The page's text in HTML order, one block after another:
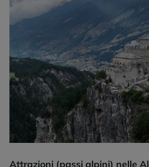
Attrazioni (passi alpini) nelle